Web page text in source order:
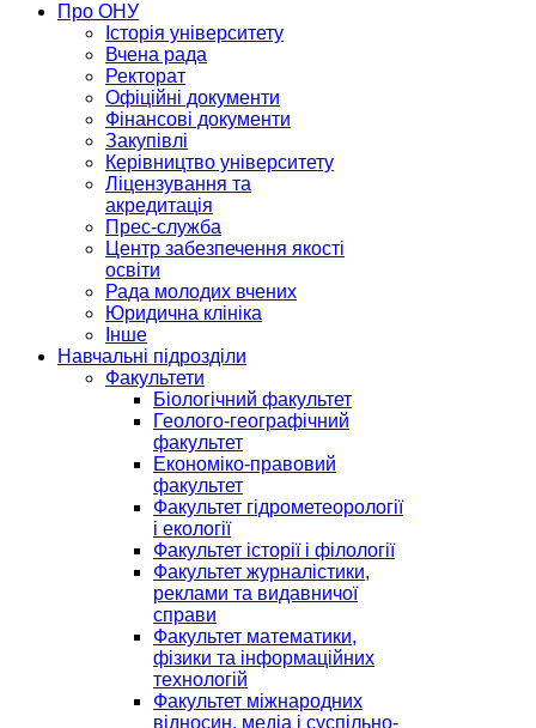
Про ОНУ
Історія університету
Вчена рада
Ректорат
Офіційні документи
Фінансові документи
Закупівлі
Керівництво університету
Ліцензування та
акредитація
Прес-служба
Центр забезпечення якості
освіти
Рада молодих вчених
Юридична клініка
Інше
Навчальні підрозділи
Факультети
Біологічний факультет
Геолого-географічний
факультет
Економіко-правовий
факультет
Факультет гідрометеорології
і екології
Факультет історії і філології
Факультет журналістики,
реклами та видавничої
справи
Факультет математики,
фізики та інформаційних
технологій
Факультет міжнародних
відносин, медіа і суспільно-